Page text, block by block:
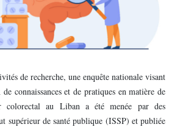
de recherche, une enquête nationale visant
connaissances et de pratiques en matière de
colorectal au Liban a été menée par des
supérieur de santé publique (ISSP) et publiée